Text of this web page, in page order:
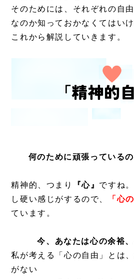
そのためには、それぞれの自
なのか知っておかなくてはい
これから解説していきます。
何のために頑張っている
精神的、つまり 『心』 ですね
し硬い感じがするので、
「心
ています。
今、あなたは心の余裕
私が考える「心の自由」とは
がない